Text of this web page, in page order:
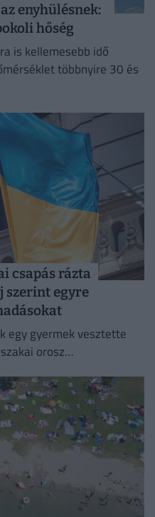
enyhülésnek:
hőség
is kellemesebb idő
többnyire 30 és
csapás rázta
szerint egyre
egy gyermek vesztette
orosz